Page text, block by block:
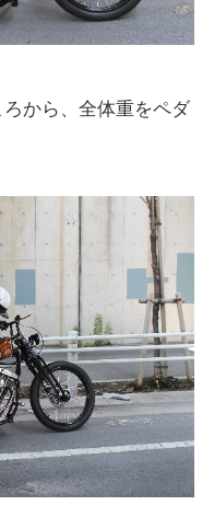
から、全体重をペダ